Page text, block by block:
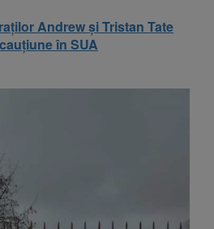
Andrew și Tristan Tate
în SUA